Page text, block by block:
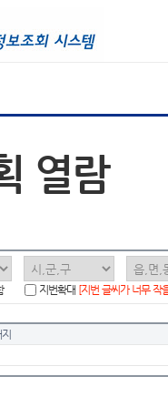
열람
지번확대 [지번 글씨가 너무 작